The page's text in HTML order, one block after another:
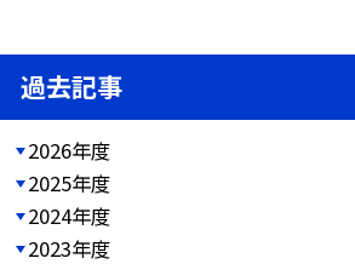
過去記事
2026年度
2025年度
2024年度
2023年度